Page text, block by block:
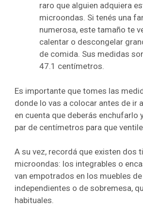
raro que alguien adquiera
microondas. Si tenés una
numerosa, este tamaño te
calentar o descongelar
de comida. Sus medidas
47.1 centímetros.
Es importante que tomes las
donde lo vas a colocar antes de ir
en cuenta que deberás enchufarlo
par de centímetros para que
A su vez, recordá que existen dos
microondas: los integrables o
van empotrados en los muebles
independientes o de sobremesa,
habituales.